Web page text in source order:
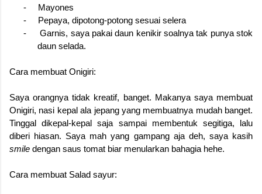
-
Mayones
-
Pepaya, dipotong-potong sesuai selera
-
Garnis, saya pakai daun kenikir soalnya tak punya stok
daun selada.
Cara membuat Onigiri:
Saya orangnya tidak kreatif, banget. Makanya saya membuat
Onigiri, nasi kepal ala jepang yang membuatnya mudah banget.
Tinggal dikepal-kepal saja sampai membentuk segitiga, lalu
diberi hiasan. Saya mah yang gampang aja deh, saya kasih
smile dengan saus tomat biar menularkan bahagia hehe.
Cara membuat Salad sayur: